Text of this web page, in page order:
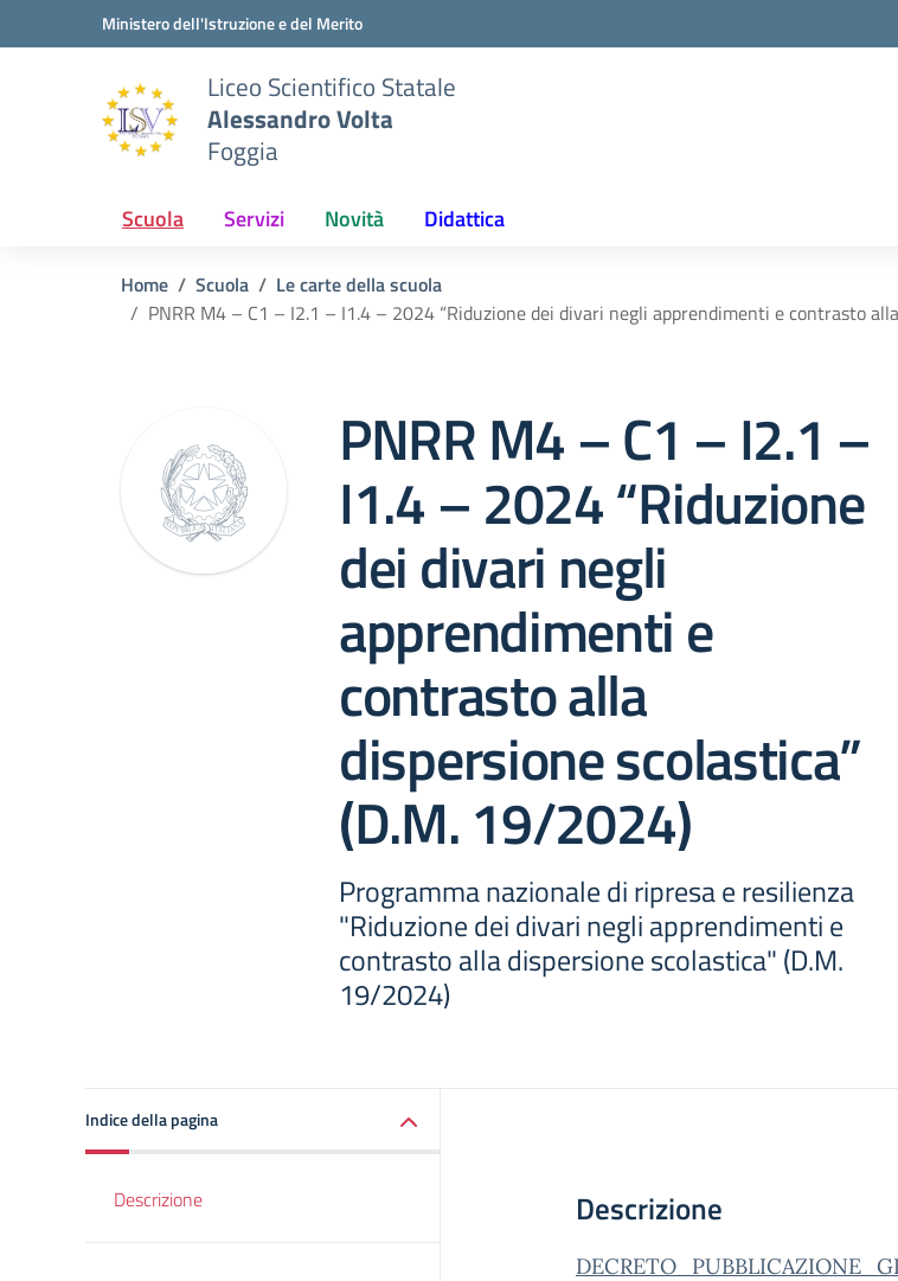
Vai ai contenuti
Vai al menu di navigazioneMinistero dell'Istruzione e del Merito
Liceo Scientifico Statale
Alessandro Volta
Foggia
Scuola Servizi Novità Didattica
Home Scuola
Le carte della scuola
PNRR M4 – C1 – I2.1 – I1.4 – 2024 “Riduzione dei divari negli apprendimenti e contrasto
PNRR M4 – C1 – I2.1 –
I1.4 – 2024 “Riduzione
dei divari negli
apprendimenti e
contrasto alla
dispersione scolastica”
(D.M. 19/2024)
Programma nazionale di ripresa e resilienza
"Riduzione dei divari negli apprendimenti e
contrasto alla dispersione scolastica" (D.M.
19/2024)
Indice della pagina
Descrizione Descrizione